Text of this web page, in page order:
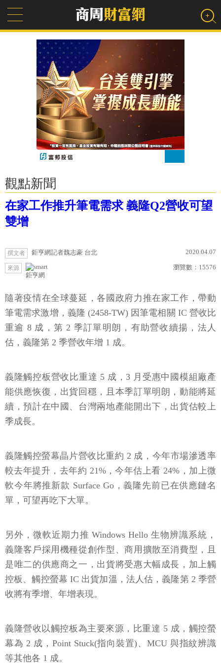
觀點新聞
在家工作推升筆電需求 義隆Q2營收可望
雙增
撰文者 鉅亨網記者魏志豪 台北 2020.04.07
來源
鉅亨網
瀏覽數： 15576
隨著疫情在全球蔓延，各國政府力推在家工作，帶動
筆電需求激增，義隆 (2458-TW) 因筆電相關 IC 營收比
重逾 8 成，第 2 季訂單明朗，有助營收續揚，法人
估，義隆第 2 季營收年增 1 成。
義隆觸控板營收比重達 5 成，3 月受惠中國模組廠產
能供應恢復，出貨回穩，且本季訂單明朗，動能將延
續，預計在中國、台灣兩地產能開出下，出貨估較上
季成長。
義隆觸控螢幕晶片營收比重約 2 成，今年市場滲透率
較去年提升，去年約 21%，今年估上看 24%，加上微
軟今年將推新款 Surface Go，義隆先前已在供應鏈名
單，可望再吃下大單。
另外，微軟近期力推 Windows Hello 生物辨識系統，
義隆客戶採用機種從創作型、商用擴散至消費型，且
是唯二的供應商之一，出貨將受惠大幅成長，加上觸
控板、觸控螢幕 IC 出貨加溫，法人估，義隆第 2 季營
收將有季增、年增表現。
義隆營收以觸控板為主要來源，比重達 5 成，觸控螢
幕為 2 成，Point Stuck(指向裝置)、MCU 與指紋辨識
等其他各 1 成。